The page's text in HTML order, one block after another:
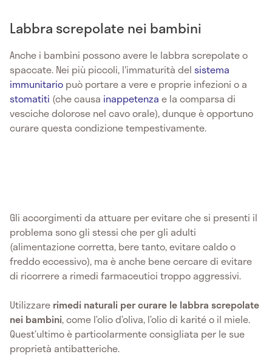
Labbra screpolate nei bambini
Anche i bambini possono avere le labbra screpolate o
spaccate. Nei più piccoli, l'immaturità del sistema
immunitario può portare a vere e proprie infezioni o a
stomatiti (che causa inappetenza e la comparsa di
vesciche dolorose nel cavo orale), dunque è opportuno
curare questa condizione tempestivamente.
Gli accorgimenti da attuare per evitare che si presenti il
problema sono gli stessi che per gli adulti
(alimentazione corretta, bere tanto, evitare caldo o
freddo eccessivo), ma è anche bene cercare di evitare
di ricorrere a rimedi farmaceutici troppo aggressivi.
Utilizzare rimedi naturali per curare le labbra screpolate
nei bambini, come l’olio d’oliva, l’olio di karité o il miele.
Quest’ultimo è particolarmente consigliata per le sue
proprietà antibatteriche.